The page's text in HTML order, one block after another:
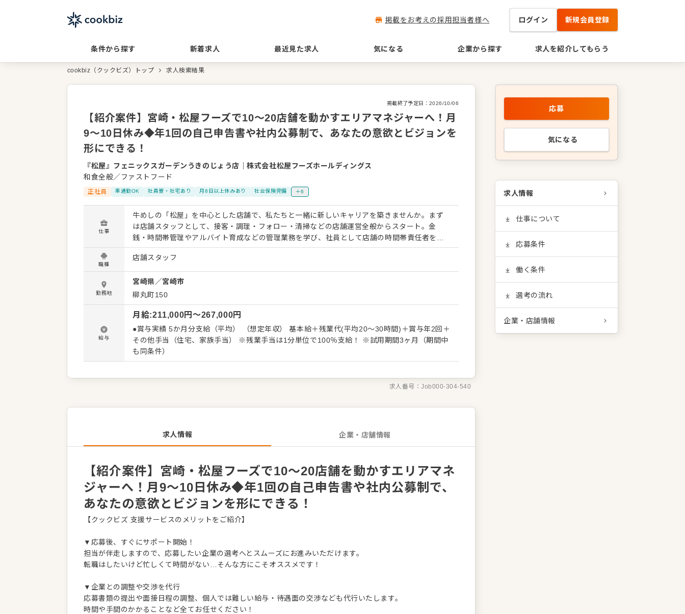
掲載をお考えの採用担当者様へ ログイン 新規会員登録
条件から探す 新着求人 最近見た求人 気になる 企業から探す 求人を紹介してもらう
cookbiz（クックビズ）トップ 求人検索結果
掲載終了予定日： 2026/10/06
【紹介案件】宮崎・松屋フーズで10〜20店舗を動かすエリアマネジャーへ！月
9～10日休み◆年1回の自己申告書や社内公募制で、あなたの意欲とビジョンを
形にできる！
『松屋』フェニックスガーデンうきのじょう店 ｜株式会社松屋フーズホールディングス
和食全般／ファストフード
正社員 車通勤OK 社員寮・社宅あり 月8日以上休みあり 社会保険完備 ＋6
仕事
牛めしの「松屋」を中心とした店舗で、私たちと一緒に新しいキャリアを築きませんか。まず
は店舗スタッフとして、接客・調理・フォロー・清掃などの店舗運営全般からスタート。金
銭・時間帯管理やアルバイト育成などの管理業務を学び、社員として店舗の時間帯責任者を務
めていただきます。 当社には段階的なキャリアアップに対応した研修制度があり、次のキャリ
アに必要なことを明確に示しています。ステップを上がる際には筆記や実技でしっかり評価す
るため、高いモチベーションを保って成長できます。 【明確なキャリアパス】 ・ストアチー
フ：半年程度で店長補佐へ ・ストアマネジャー：2年目に最高責任者へ ・ブロックマネジャ
ー：エリアマネジャーを補佐 ・エリアマネジャー：10〜20店舗を統括 最終的には、会社の経
営戦略に基づきながらも、自分の考えによる店舗施策を実行していける、いわばエリア内の店
舗の経営者的な立場で裁量ある取り組みを行えます。 さらに、全社員を対象に将来のビジョン
や希望部署を年1回申告する「自己申告書」の制度や、特定職務の希望者を広く募る「社内公募
制」など、一人ひとりの思いや意欲を活かしたキャリアを築くためのさまざまな制度も備えて
います。
職種
店舗スタッフ
勤務地
宮崎県／宮崎市
柳丸町150
給与
月給:211,000円〜267,000円
●賞与実績 5か月分支給（平均） （想定年収） 基本給＋残業代(平均20～30時間)＋賞与年2回＋
その他手当（住宅、家族手当） ※残業手当は1分単位で100％支給！ ※試用期間3ヶ月（期間中
も同条件）
求人番号：Job000-304-540
求人情報 企業・店舗情報
【紹介案件】宮崎・松屋フーズで10〜20店舗を動かすエリアマネ
ジャーへ！月9～10日休み◆年1回の自己申告書や社内公募制で、
あなたの意欲とビジョンを形にできる！
【クックビズ 支援サービスのメリットをご紹介】
▼応募後、すぐにサポート開始！
担当が伴走しますので、応募したい企業の選考へとスムーズにお進みいただけます。
転職はしたいけど忙しくて時間がない…そんな方にこそオススメです！
▼企業との調整や交渉を代行
応募書類の提出や面接日程の調整、個人では難しい給与・待遇面の交渉なども代行いたします。
時間や手間のかかることなど全てお任せください！
応募
気になる
求人情報
仕事について
応募条件
働く条件
選考の流れ
企業・店舗情報